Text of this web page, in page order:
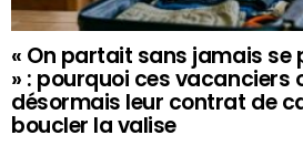
« On partait sans jamais se
» : pourquoi ces vacanciers
désormais leur contrat de
boucler la valise